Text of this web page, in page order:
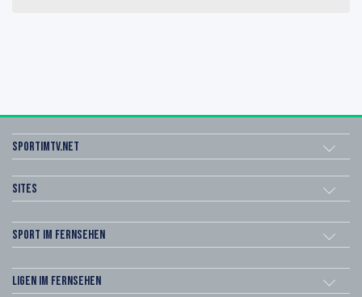
sportimtv.net
Sites
Sport im Fernsehen
Ligen im Fernsehen